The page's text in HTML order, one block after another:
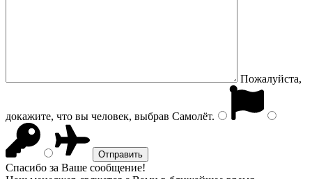
Пожалуйста,
докажите, что вы человек, выбрав Самолёт.
Спасибо за Ваше сообщение!